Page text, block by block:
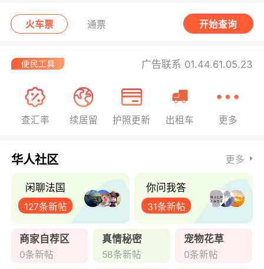
火车票 通票 开始查询
广告联系 01.44.61.05.23
查汇率 续居留 护照更新 出租车 更多
华人社区 更多
闲聊法国
127条新帖
你问我答
31条新帖
商家自荐区
0条新帖
真情秘密
58条新帖
宠物花草
0条新帖